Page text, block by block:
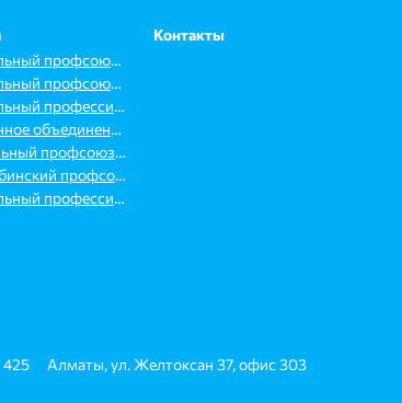
ОО «Локальный профсоюз работников организаций здравоохранения «DENSAULYQ»
ОО «Локальный профсоюз медицинских, бюджетных организаций и смежных видов деятельности «ОҢТҮСТІК»
ОО «Локальный профессиональный союз «SENIM»
Общественное объединение «Локальный профессиональный союз «KELESHEK»
ОО«Локальный профсоюз работников организаций здравоохранения «Almaty-QM»
ОО «Актюбинский профсоюз здравоохранения «Qamqor»
ОО «Локальный профессиональный союз спортсменов и работников в сфере спорта Туркестанской области»
Контакты
425 Алматы, ул. Желтоксан 37, офис 303